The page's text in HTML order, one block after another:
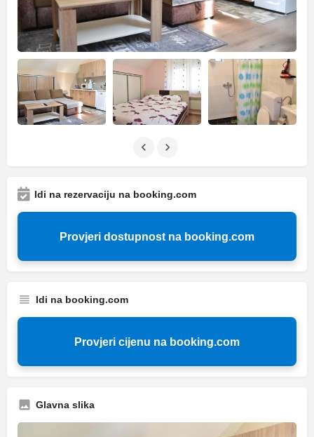
Idi na rezervaciju na booking.com
Provjeri dostupnost na booking.com
Idi na booking.com
Provjeri cijenu na booking.com
Glavna slika